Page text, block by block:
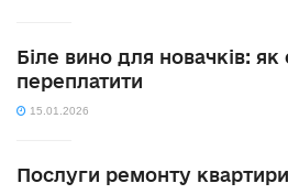
Біле вино для новачків:
переплатити
15.01.2026
Послуги ремонту